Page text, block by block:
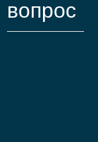
вопрос